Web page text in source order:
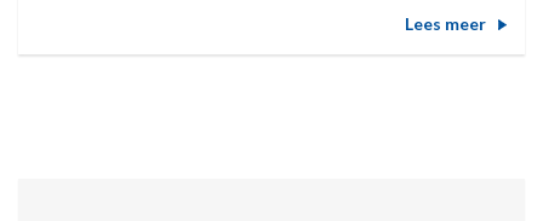
Lees meer